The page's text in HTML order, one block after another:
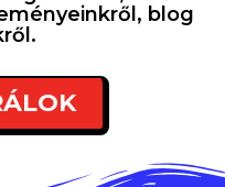
blog